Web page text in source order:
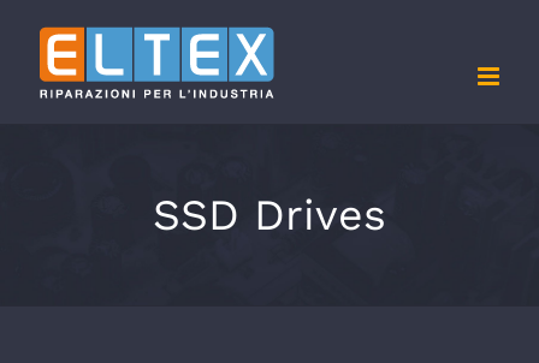
contenuto
SSD Drives